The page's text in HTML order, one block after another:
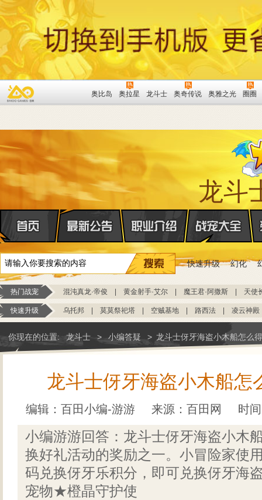
奥比岛 奥拉星 龙斗士 奥奇传说 奥雅之光 圈圈
龙斗
快速升级 幻化
热门战宠 混沌真龙·帝俊 黄金射手·艾尔 魔王君·阿撒斯 天使
快速升级 乌托邦 莫莫祭祀塔 空贼基地 路西法 凌云神殿
你现在的位置: 龙斗士 > 小编答疑 > 龙斗士伢牙海盗小木船怎么
龙斗士伢牙海盗小木船怎
编辑：百田小编-游游 来源： 百田网 时
小编游游回答：龙斗士伢牙海盗小木
换好礼活动的奖励之一。小冒险家使
码兑换伢牙乐积分，即可兑换伢牙海
宠物★橙晶守护使